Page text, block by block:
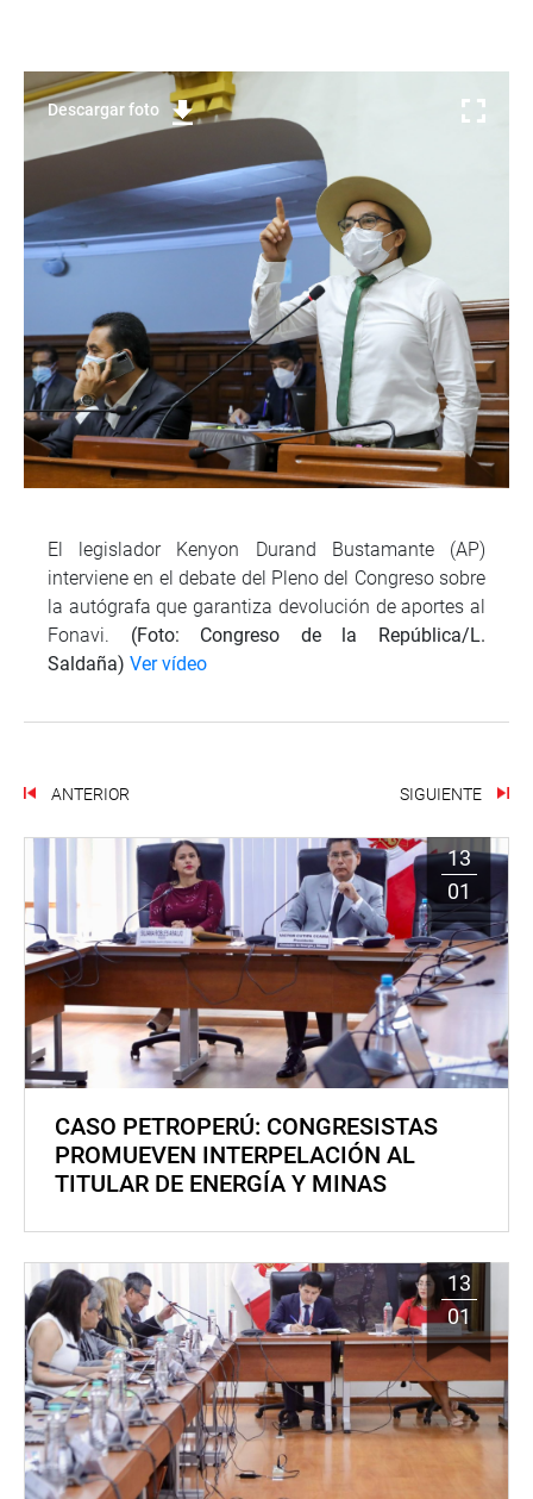
Descargar foto
El legislador Kenyon Durand Bustamante (AP)
interviene en el debate del Pleno del Congreso sobre
la autógrafa que garantiza devolución de aportes al
Fonavi. (Foto: Congreso de la República/L.
Saldaña) Ver vídeo
ANTERIOR SIGUIENTE
13
01
CASO PETROPERÚ: CONGRESISTAS
PROMUEVEN INTERPELACIÓN AL
TITULAR DE ENERGÍA Y MINAS
13
01